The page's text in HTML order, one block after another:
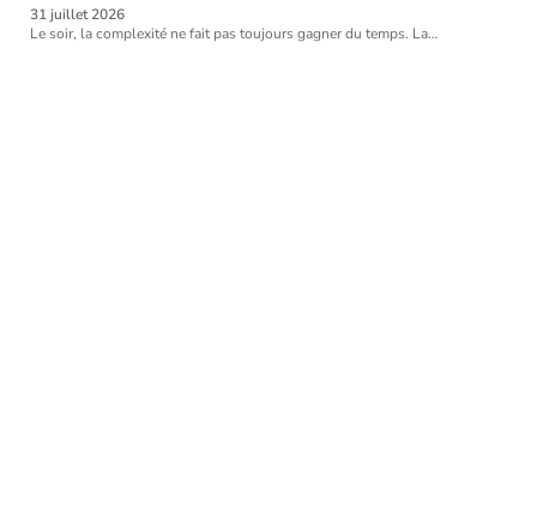
31 juillet 2026
Le soir, la complexité ne fait pas toujours gagner du temps. La…